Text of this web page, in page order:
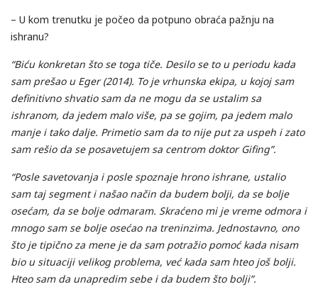
– U kom trenutku je počeo da potpuno obraća pažnju na
ishranu?
“Biću konkretan što se toga tiče. Desilo se to u periodu kada
sam prešao u Eger (2014). To je vrhunska ekipa, u kojoj sam
definitivno shvatio sam da ne mogu da se ustalim sa
ishranom, da jedem malo više, pa se gojim, pa jedem malo
manje i tako dalje. Primetio sam da to nije put za uspeh i zato
sam rešio da se posavetujem sa centrom doktor Gifing”.
“Posle savetovanja i posle spoznaje hrono ishrane, ustalio
sam taj segment i našao način da budem bolji, da se bolje
osećam, da se bolje odmaram. Skraćeno mi je vreme odmora i
mnogo sam se bolje osećao na treninzima. Jednostavno, ono
što je tipično za mene je da sam potražio pomoć kada nisam
bio u situaciji velikog problema, već kada sam hteo još bolji.
Hteo sam da unapredim sebe i da budem što bolji”.